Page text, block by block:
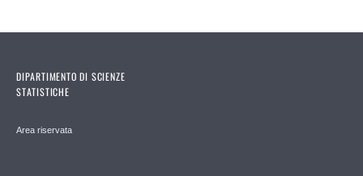
DIPARTIMENTO DI SCIENZE
STATISTICHE
Area riservata